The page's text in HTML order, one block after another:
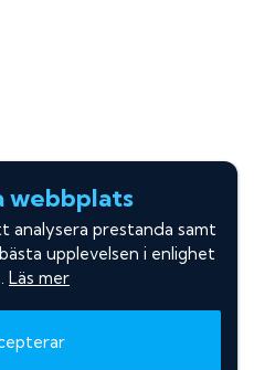
webbplats
analysera prestanda samt
upplevelsen i enlighet
Läs mer